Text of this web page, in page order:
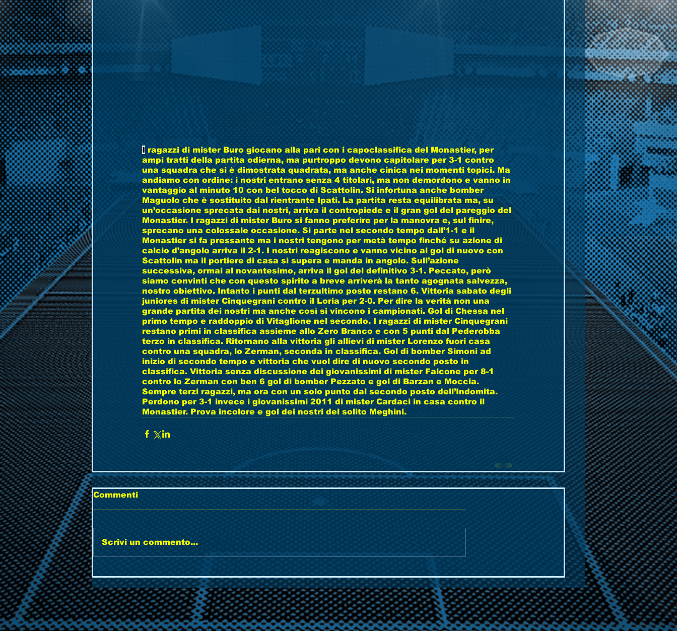
I ragazzi di mister Buro giocano alla pari con i capoclassifica del Monastier, per
ampi tratti della partita odierna, ma purtroppo devono capitolare per 3-1 contro
una squadra che si è dimostrata quadrata, ma anche cinica nei momenti topici. Ma
andiamo con ordine: i nostri entrano senza 4 titolari, ma non demordono e vanno in
vantaggio al minuto 10 con bel tocco di Scattolin. Si infortuna anche bomber
Maguolo che è sostituito dal rientrante Ipati. La partita resta equilibrata ma, su
un’occasione sprecata dai nostri, arriva il contropiede e il gran gol del pareggio del
Monastier. I ragazzi di mister Buro si fanno preferire per la manovra e, sul finire,
sprecano una colossale occasione. Si parte nel secondo tempo dall’1-1 e il
Monastier si fa pressante ma i nostri tengono per metà tempo finché su azione di
calcio d’angolo arriva il 2-1. I nostri reagiscono e vanno vicino al gol di nuovo con
Scattolin ma il portiere di casa si supera e manda in angolo. Sull’azione
successiva, ormai al novantesimo, arriva il gol del definitivo 3-1. Peccato, però
siamo convinti che con questo spirito a breve arriverà la tanto agognata salvezza,
nostro obiettivo. Intanto i punti dal terzultimo posto restano 6. Vittoria sabato degli
juniores di mister Cinquegrani contro il Loria per 2-0. Per dire la verità non una
grande partita dei nostri ma anche così si vincono i campionati. Gol di Chessa nel
primo tempo e raddoppio di Vitaglione nel secondo. I ragazzi di mister Cinquegrani
restano primi in classifica assieme allo Zero Branco e con 5 punti dal Pederobba
terzo in classifica. Ritornano alla vittoria gli allievi di mister Lorenzo fuori casa
contro una squadra, lo Zerman, seconda in classifica. Gol di bomber Simoni ad
inizio di secondo tempo e vittoria che vuol dire di nuovo secondo posto in
classifica. Vittoria senza discussione dei giovanissimi di mister Falcone per 8-1
contro lo Zerman con ben 6 gol di bomber Pezzato e gol di Barzan e Moccia.
Sempre terzi ragazzi, ma ora con un solo punto dal secondo posto dell’Indomita.
Perdono per 3-1 invece i giovanissimi 2011 di mister Cardaci in casa contro il
Monastier. Prova incolore e gol dei nostri del solito Meghini.
Commenti
Scrivi un commento...